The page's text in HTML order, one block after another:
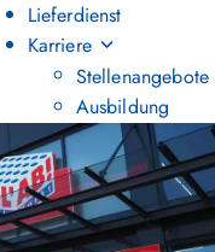
Lieferdienst
Karriere
Stellenangebote
Ausbildung